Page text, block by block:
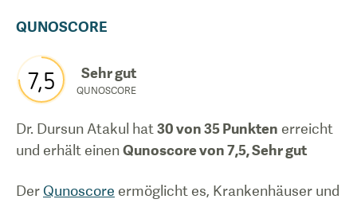
QUNOSCORE
7,5 Sehr gut
QUNOSCORE
Dr. Dursun Atakul hat 30von 35 Punkten erreicht
und erhält einenQunoscore von7,5,Sehr gut
Der Qunoscore ermöglicht es, Krankenhäuser und